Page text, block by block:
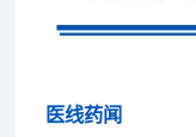
医线药闻